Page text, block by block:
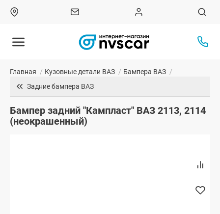
Главная / Кузовные детали ВАЗ / Бампера ВАЗ /
Задние бампера ВАЗ
Бампер задний "Кампласт" ВАЗ 2113, 2114
(неокрашенный)